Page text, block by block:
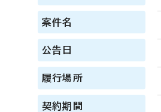
案件名
公告日
履行場所
契約期間